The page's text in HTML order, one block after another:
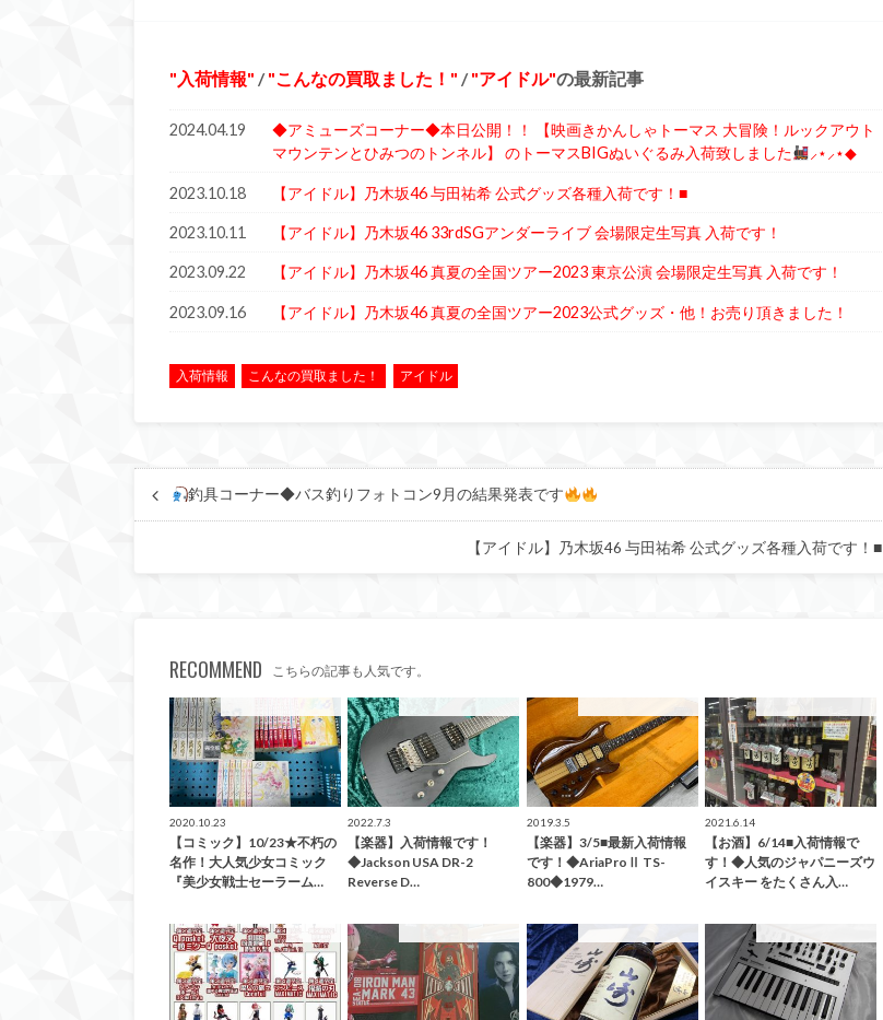
入荷情報 / こんなの買取ました！ / アイドル の最新記事
2024.04.19
◆アミューズコーナー◆本日公開！！ 【映画きかんしゃトーマス 大冒険！ルックアウト
マウンテンとひみつのトンネル】 のトーマスBIGぬいぐるみ入荷致しました
⸝⋆⸝⋆◆
2023.10.18 【アイドル】乃木坂46 与田祐希 公式グッズ各種入荷です！■
2023.10.11 【アイドル】乃木坂46 33rdSGアンダーライブ 会場限定生写真 入荷です！
2023.09.22 【アイドル】乃木坂46 真夏の全国ツアー2023 東京公演 会場限定生写真 入荷です！
2023.09.16 【アイドル】乃木坂46 真夏の全国ツアー2023公式グッズ・他！お売り頂きました！
入荷情報 こんなの買取ました！ アイドル
釣具コーナー◆バス釣りフォトコン9月の結果発表です
【アイドル】乃木坂46 与田祐希 公式グッズ各種入荷です！■
RECOMMEND こちらの記事も人気です。
2020.10.23
【コミック】10/23★不朽の
名作！大人気少女コミック
『美少女戦士セーラーム…
2022.7.3
【楽器】入荷情報です！
◆Jackson USA DR-2
Reverse D…
2019.3.5
【楽器】3/5■最新入荷情報
です！◆AriaProⅡ TS-
800◆1979…
2021.6.14
【お酒】6/14■入荷情報で
す！◆人気のジャパニーズウ
イスキー をたくさん入…